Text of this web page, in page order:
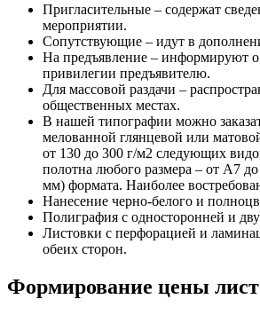
Пригласительные – содержат
мероприятии.
Сопутствующие – идут в
На предъявление – информируют о
привилегии предъявителю.
Для массовой раздачи –
общественных местах.
В нашей типографии можно
мелованной глянцевой или
от 130 до 300 г/м2 следующих
полотна любого размера – от А7
мм) формата. Наиболее
Нанесение черно-белого и
Полиграфия с односторонней и
Листовки с перфорацией и
обеих сторон.
Формирование цены